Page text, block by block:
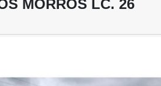
MORROS LC. 26